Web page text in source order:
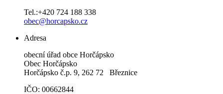
Tel.:+420 724 188 338
obec@horcapsko.cz
Adresa
obecní úřad obce Horčápsko
Obec Horčápsko
Horčápsko č.p. 9, 262 72 Březnice
IČO: 00662844